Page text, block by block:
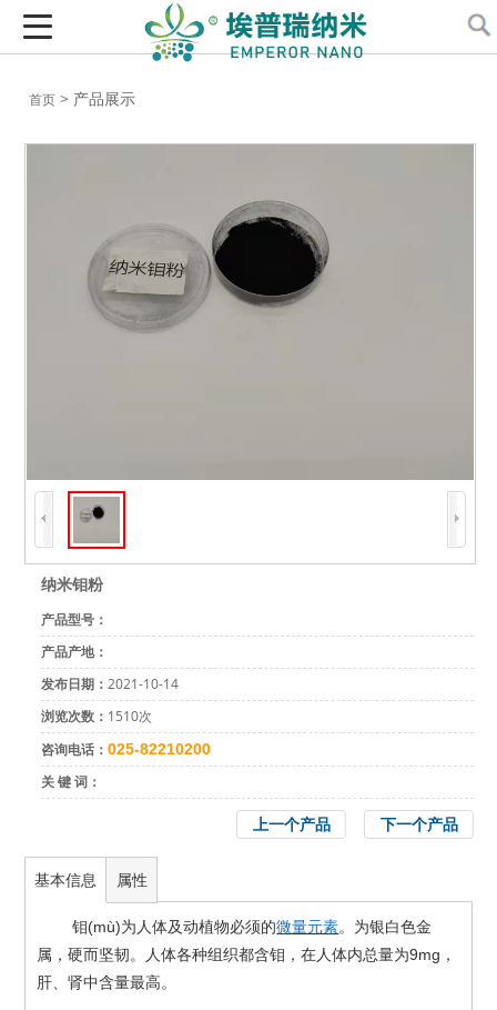
首页 > 产品展示
纳米钼粉
产品型号：
产品产地：
发布日期：2021-10-14
浏览次数： 1510次
咨询电话：025-82210200
关 键 词：
下一个产品
上一个产品
基本信息 属性
钼 (mù)为人体及动植物必须的微量元素。为银白色金
属，硬而坚韧。人体各种组织都含钼，在人体内总量为9mg ，
肝、肾中含量最高。